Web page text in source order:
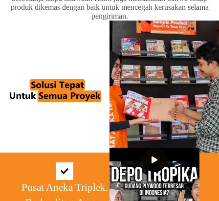
produk dikemas dengan baik untuk mencegah kerusakan selama
pengiriman.
Pusat Aneka Triplek.